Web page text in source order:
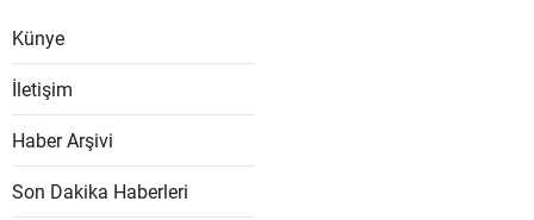
Künye
İletişim
Haber Arşivi
Son Dakika Haberleri